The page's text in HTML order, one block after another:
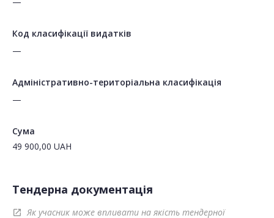
Код класифікації видатків
—
Адміністративно-територіальна класифікація
—
Сума
49 900,00 UAH
Тендерна документація
open_in_new Як учасник може впливати на якість тендерної